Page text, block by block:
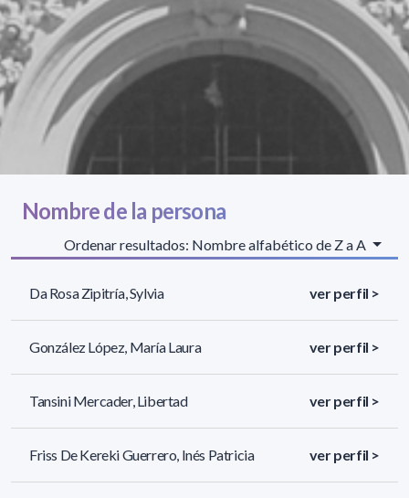
Nombre de la persona
Ordenar resultados: Nombre alfabético de Z a A
Da Rosa Zipitría, Sylvia ver perfil >
González López, María Laura ver perfil >
Tansini Mercader, Libertad ver perfil >
Friss De Kereki Guerrero, Inés Patricia ver perfil >